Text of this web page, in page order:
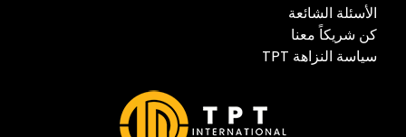
الأسئلة الشائعة
كن شريكاً معنا
سياسة النزاهة TPT